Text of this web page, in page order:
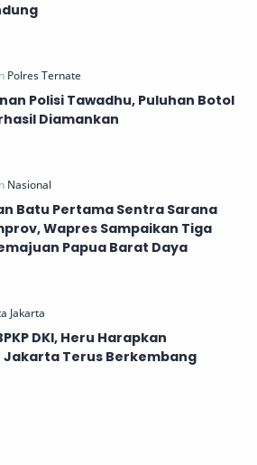
Polisi Tawadhu, Puluhan Botol
Diamankan
Batu Pertama Sentra Sarana
Wapres Sampaikan Tiga
Papua Barat Daya
DKI, Heru Harapkan
Jakarta Terus Berkembang